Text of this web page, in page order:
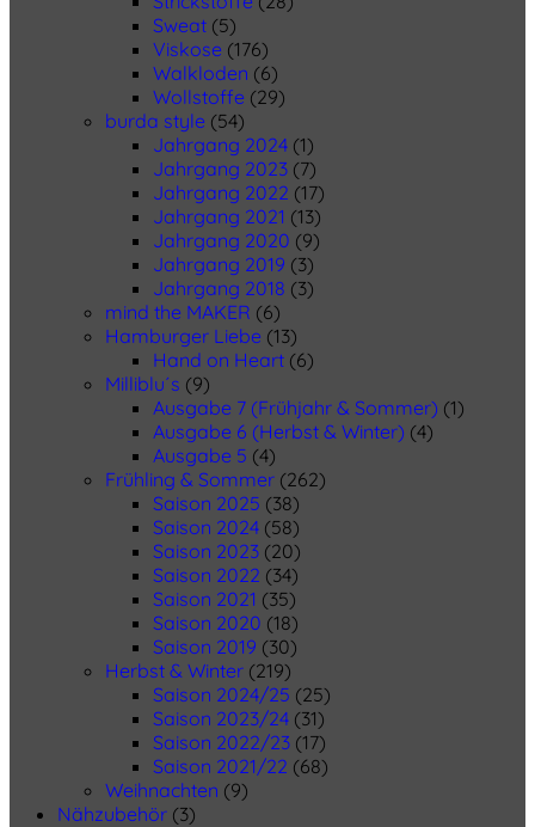
Sweat (5)
Viskose (176)
Walkloden (6)
Wollstoffe (29)
burda style (54)
Jahrgang 2024 (1)
Jahrgang 2023 (7)
Jahrgang 2022 (17)
Jahrgang 2021 (13)
Jahrgang 2020 (9)
Jahrgang 2019 (3)
Jahrgang 2018 (3)
mind the MAKER (6)
Hamburger Liebe (13)
Hand on Heart (6)
Milliblu´s (9)
Ausgabe 7 (Frühjahr & Sommer) (1)
Ausgabe 6 (Herbst & Winter) (4)
Ausgabe 5 (4)
Frühling & Sommer (262)
Saison 2025 (38)
Saison 2024 (58)
Saison 2023 (20)
Saison 2022 (34)
Saison 2021 (35)
Saison 2020 (18)
Saison 2019 (30)
Herbst & Winter (219)
Saison 2024/25 (25)
Saison 2023/24 (31)
Saison 2022/23 (17)
Saison 2021/22 (68)
Weihnachten (9)
Nähzubehör (3)